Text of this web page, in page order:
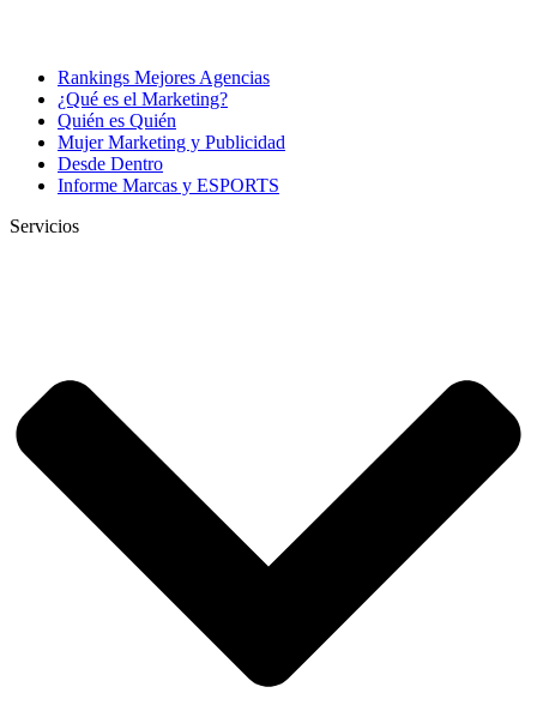
Rankings Mejores Agencias
¿Qué es el Marketing?
Quién es Quién
Mujer Marketing y Publicidad
Desde Dentro
Informe Marcas y ESPORTS
Servicios